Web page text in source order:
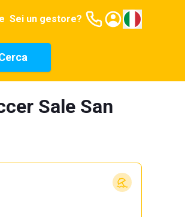
Sei un gestore?
Sale San